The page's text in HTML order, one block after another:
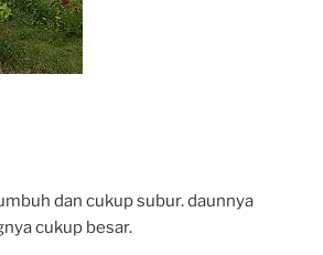
dan cukup subur. daunnya
cukup besar.